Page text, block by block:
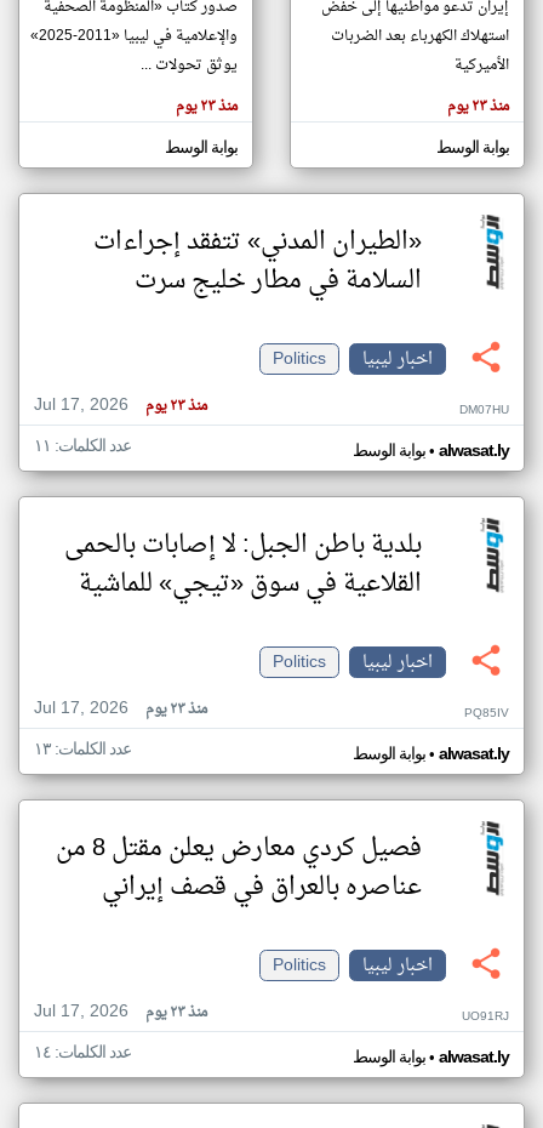
مصادر الأخبار من ليبيا
اخبار ليبيا على مدار الساعة
أهم اخبار ليبيا العاجلة والمباشرة
المقالات
هنا عن
وجهة
كاتبيها.
إيران تدعو مواطنيها إلى خفض
استهلاك الكهرباء بعد الضربات
الأميركية
منذ ٢٣ يوم
بوابة الوسط
صدور كتاب «المنظومة الصحفية
والإعلامية في ليبيا «2011-2025»
يوثق تحولات ...
منذ ٢٣ يوم
بوابة الوسط
«الطيران المدني» تتفقد إجراءات
السلامة في مطار خليج سرت
اخبار ليبيا
Politics
Jul 17, 2026
منذ ٢٣ يوم DM07HU
بوابة الوسط• alwasat.ly عدد الكلمات: ١١
بلدية باطن الجبل: لا إصابات بالحمى
القلاعية في سوق «تيجي» للماشية
اخبار ليبيا
Politics
Jul 17, 2026
منذ ٢٣ يوم PQ85IV
بوابة الوسط• alwasat.ly عدد الكلمات: ١٣
فصيل كردي معارض يعلن مقتل 8 من
عناصره بالعراق في قصف إيراني
اخبار ليبيا
Politics
Jul 17, 2026
منذ ٢٣ يوم UO91RJ
بوابة الوسط• alwasat.ly عدد الكلمات: ١٤
klyoum.com